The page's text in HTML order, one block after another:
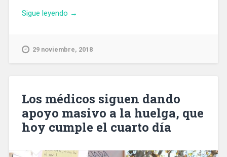
Sigue leyendo «Desarticulado
criminal
viviendas
en
el
área
→
29 noviembre, 2018
Los médicos siguen dando
apoyo masivo a la huelga, que
hoy cumple el cuarto día